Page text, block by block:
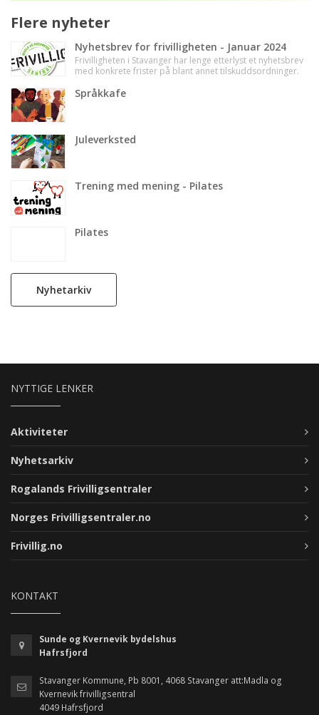
Flere nyheter
Nyhetsbrev for frivilligheten - Januar 2024
Frivilligheten i Stavanger har lenge etterlyst et nyhetsbrev
med konkrete frister på blant annet tilskuddsordninger.
et kort og konkret nyhetsbrev med frister på kommunale
Språkkafe
Juleverksted
Trening med mening - Pilates
Pilates
Nyhetarkiv
NYTTIGE LENKER
Aktiviteter
Nyhetsarkiv
Rogalands Frivilligsentraler
Norges Frivilligsentraler.no
Frivillig.no
KONTAKT
Sunde og Kvernevik bydelshus
Hafrsfjord
Stavanger Kommune, Pb 8001, 4068 Stavanger att:Madla og
Kvernevik frivilligsentral
4049 Hafrsfjord